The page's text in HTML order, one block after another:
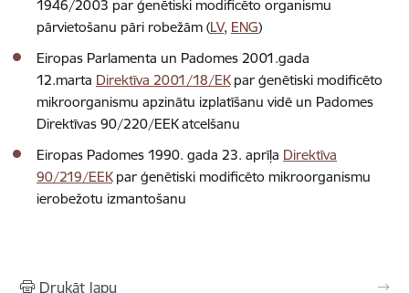
1946/2003 par ģenētiski modificēto organismu
pārvietošanu pāri robežām (LV, ENG)
Eiropas Parlamenta un Padomes 2001.gada
12.marta Direktīva 2001/18/EKpar ģenētiski modificēto
mikroorganismu apzinātu izplatīšanu vidē un Padomes
Direktīvas 90/220/EEK atcelšanu
Eiropas Padomes 1990. gada 23. aprīļa Direktīva
90/219/EEKpar ģenētiski modificēto mikroorganismu
ierobežotu izmantošanu
Drukāt lapu